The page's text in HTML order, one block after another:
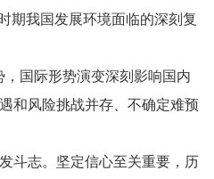
期我国发展环境面临的深刻复
，国际形势演变深刻影响国内
和风险挑战并存、不确定难预
斗志。坚定信心至关重要，历